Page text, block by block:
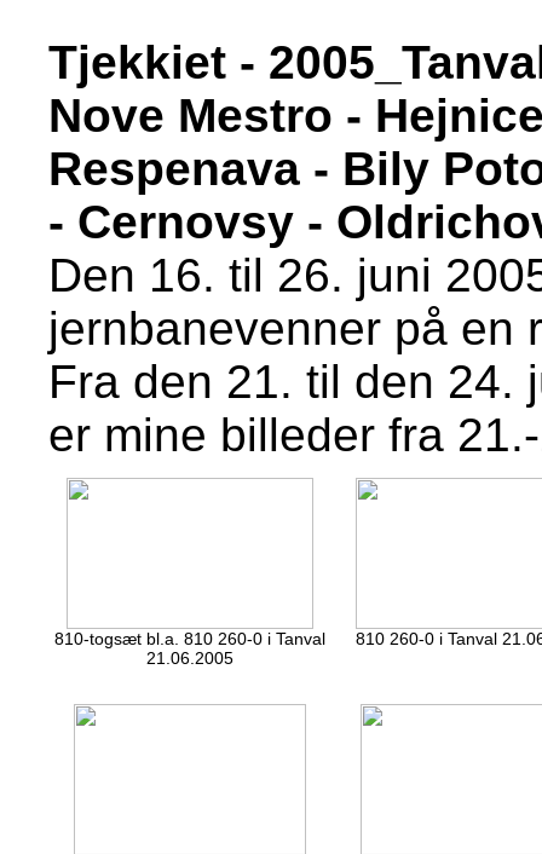
Tjekkiet -
Nove Mestro -
Respenava - Bily
- Cernovsy -
Den 16. til 26. juni
jernbanevenner på en
Fra den 21. til den 24.
er mine billeder fra
810-togsæt bl.a. 810 260-0 i Tanval
21.06.2005
810 260-0 i Tanval